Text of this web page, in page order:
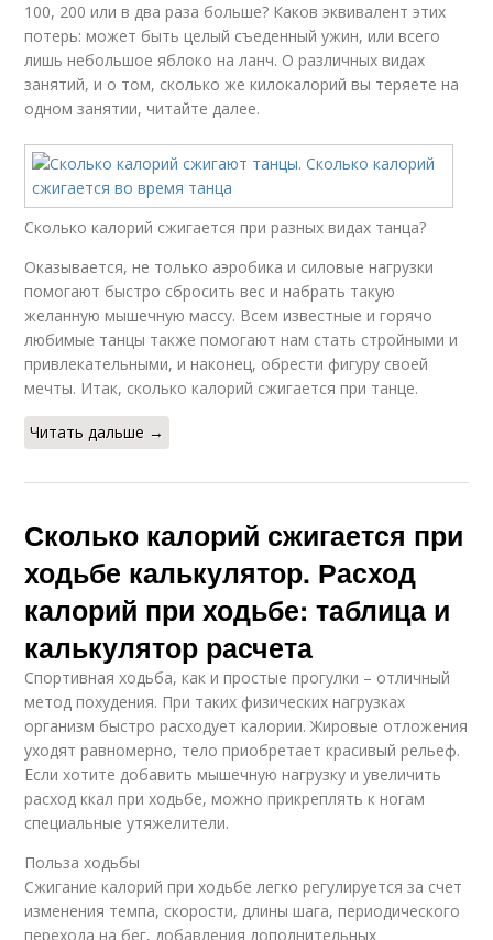
100, 200 или в два раза больше? Каков эквивалент этих
потерь: может быть целый съеденный ужин, или всего
лишь небольшое яблоко на ланч. О различных видах
занятий, и о том, сколько же килокалорий вы теряете на
одном занятии, читайте далее.
Сколько калорий сжигается при разных видах танца?
Оказывается, не только аэробика и силовые нагрузки
помогают быстро сбросить вес и набрать такую
желанную мышечную массу. Всем известные и горячо
любимые танцы также помогают нам стать стройными и
привлекательными, и наконец, обрести фигуру своей
мечты. Итак, сколько калорий сжигается при танце.
Читать дальше →
Сколько калорий сжигается при
ходьбе калькулятор. Расход
калорий при ходьбе: таблица и
калькулятор расчета
Спортивная ходьба, как и простые прогулки – отличный
метод похудения. При таких физических нагрузках
организм быстро расходует калории. Жировые отложения
уходят равномерно, тело приобретает красивый рельеф.
Если хотите добавить мышечную нагрузку и увеличить
расход ккал при ходьбе, можно прикреплять к ногам
специальные утяжелители.
Польза ходьбы
Сжигание калорий при ходьбе легко регулируется за счет
изменения темпа, скорости, длины шага, периодического
перехода на бег, добавления дополнительных